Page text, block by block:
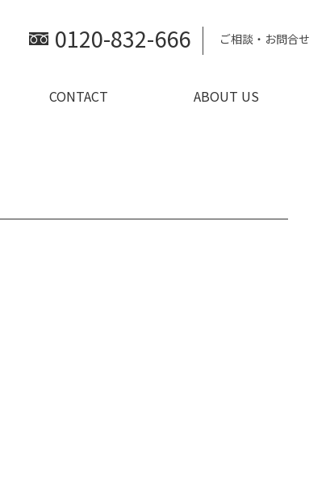
0120-832-666 ご相談・お問合せ
CONTACT ABOUT US